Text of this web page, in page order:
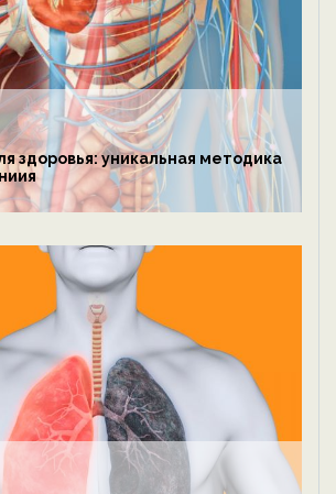
здоровья: уникальная методика